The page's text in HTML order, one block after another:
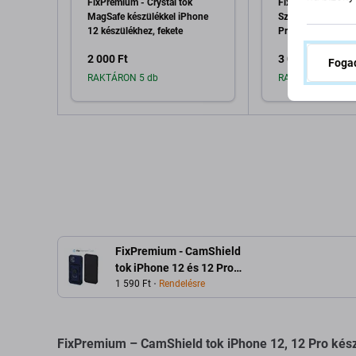
FixPremium - Crystal tok
MagSafe készülékkel iPhone
12 készülékhez, fekete
2 000 Ft
RAKTÁRON 5 db
FixPremium -
Szilikon Tok -
Pro, átlátszó
3 000 Ft
RAKTÁRON 6 db
FixPremium - CamShield
tok iPhone 12 és 12 Pro
készülékhez, kék
1 590 Ft Rendelésre
FixPremium – CamShield tok iPhone 12, 12 Pro